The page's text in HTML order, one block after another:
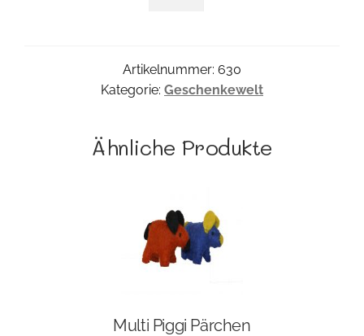
Artikelnummer: 630
Kategorie: Geschenkewelt
Ähnliche Produkte
Multi Piggi Pärchen